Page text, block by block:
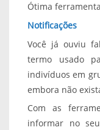
Ótima
Notificações
Você já ouviu
termo usado
indivíduos em
embora não
Com as
informar no